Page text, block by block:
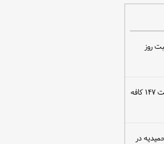
روز
برگزاری کارگاه عملی اصول و فنون مذاکره در نشست ۱۴۷ کافه
حمیدیه در